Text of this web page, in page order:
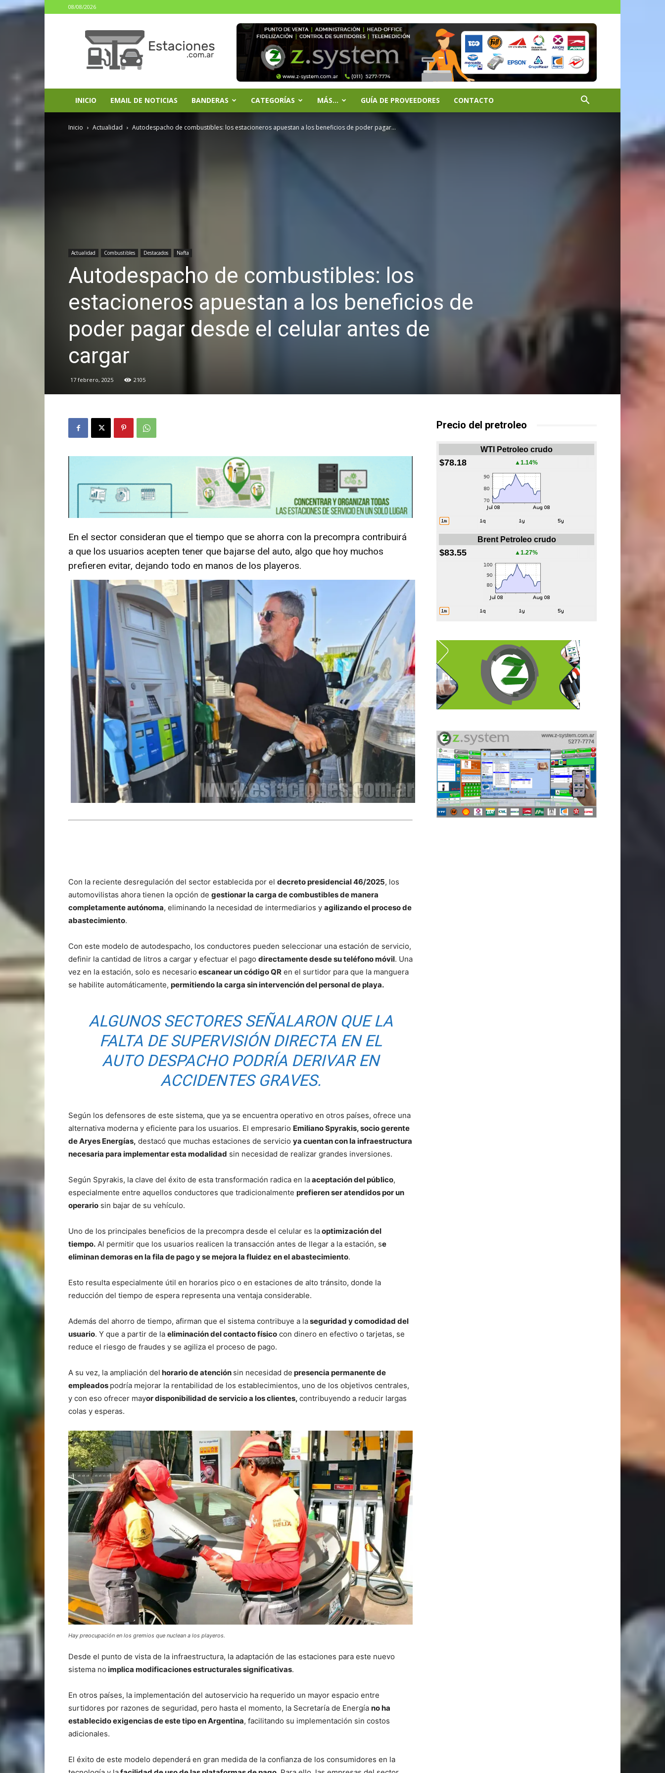
08/08/2026
INICIO EMAIL DE NOTICIAS BANDERAS CATEGORÍAS MÁS… GUÍA DE PROVEEDORES CONTACTO
Inicio Actualidad Autodespacho de combustibles: los estacioneros apuestan a los beneficios de poder pagar...
Actualidad Combustibles Destacados Nafta
Autodespacho de combustibles: los
estacioneros apuestan a los beneficios de
poder pagar desde el celular antes de
cargar
17 febrero, 2025 2105
En el sector consideran que el tiempo que se ahorra con la precompra contribuirá
a que los usuarios acepten tener que bajarse del auto, algo que hoy muchos
prefieren evitar, dejando todo en manos de los playeros.
Con la reciente desregulación del sector establecida por el decreto presidencial 46/2025, los
automovilistas ahora tienen la opción de gestionar la carga de combustibles de manera
completamente autónoma, eliminando la necesidad de intermediarios y agilizando el proceso de
abastecimiento.
Con este modelo de autodespacho, los conductores pueden seleccionar una estación de servicio,
definir la cantidad de litros a cargar y efectuar el pago directamente desde su teléfono móvil. Una
vez en la estación, solo es necesario escanear un código QR en el surtidor para que la manguera
se habilite automáticamente, permitiendo la carga sin intervención del personal de playa.
ALGUNOS SECTORES SEÑALARON QUE LA
FALTA DE SUPERVISIÓN DIRECTA EN EL
AUTO DESPACHO PODRÍA DERIVAR EN
ACCIDENTES GRAVES.
Según los defensores de este sistema, que ya se encuentra operativo en otros países, ofrece una
alternativa moderna y eficiente para los usuarios. El empresario Emiliano Spyrakis, socio gerente
de Aryes Energías, destacó que muchas estaciones de servicio ya cuentan con la infraestructura
necesaria para implementar esta modalidad sin necesidad de realizar grandes inversiones.
Según Spyrakis, la clave del éxito de esta transformación radica en laaceptación del público,
especialmente entre aquellos conductores que tradicionalmente prefieren ser atendidos por un
operario sin bajar de su vehículo.
Uno de los principales beneficios de la precompra desde el celular es laoptimización del
tiempo. Al permitir que los usuarios realicen la transacción antes de llegar a la estación, se
eliminan demoras en la fila de pago y se mejora la fluidez en el abastecimiento.
Esto resulta especialmente útil en horarios pico o en estaciones de alto tránsito, donde la
reducción del tiempo de espera representa una ventaja considerable.
Además del ahorro de tiempo, afirman que el sistema contribuye a laseguridad y comodidad del
usuario. Y que a partir de la eliminación del contacto físico con dinero en efectivo o tarjetas, se
reduce el riesgo de fraudes y se agiliza el proceso de pago.
A su vez, la ampliación del horario de atención sin necesidad de presencia permanente de
empleados podría mejorar la rentabilidad de los establecimientos, uno de los objetivos centrales,
y con eso ofrecer mayor disponibilidad de servicio a los clientes, contribuyendo a reducir largas
colas y esperas.
Hay preocupación en los gremios que nuclean a los playeros.
Desde el punto de vista de la infraestructura, la adaptación de las estaciones para este nuevo
sistema no implica modificaciones estructurales significativas.
En otros países, la implementación del autoservicio ha requerido un mayor espacio entre
surtidores por razones de seguridad, pero hasta el momento, la Secretaría de Energía no ha
establecido exigencias de este tipo en Argentina, facilitando su implementación sin costos
adicionales.
El éxito de este modelo dependerá en gran medida de la confianza de los consumidores en la
Precio del pretroleo
WTI Petroleo crudo
$78.18 ▲1.14%
Brent Petroleo crudo
$83.55 ▲1.27%